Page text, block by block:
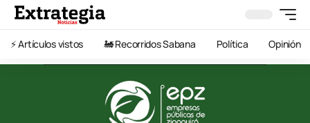
⚡️ Artículos vistos 🚂 Recorridos Sabana Política Opinión